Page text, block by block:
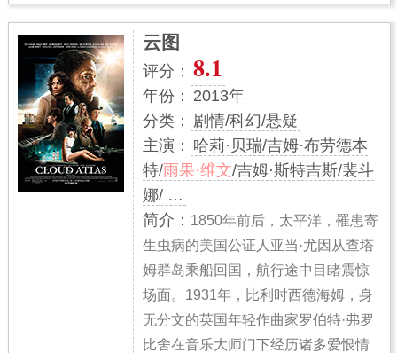
云图
评分： 8.1
年份： 2013年
分类： 剧情/科幻/悬疑
主演： 哈莉·贝瑞/吉姆·布劳德本
特/雨果·维文/吉姆·斯特吉斯/裴斗
娜/ …
简介： 1850年前后，太平洋，罹患寄
生虫病的美国公证人亚当·尤因从查塔
姆群岛乘船回国，航行途中目睹震惊
场面。1931年，比利时西德海姆，身
无分文的英国年轻作曲家罗伯特·弗罗
比舍在音乐大师门下经历诸多爱恨情